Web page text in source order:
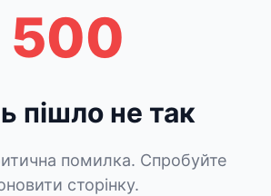
500
пішло не так
помилка. Спробуйте
сторінку.